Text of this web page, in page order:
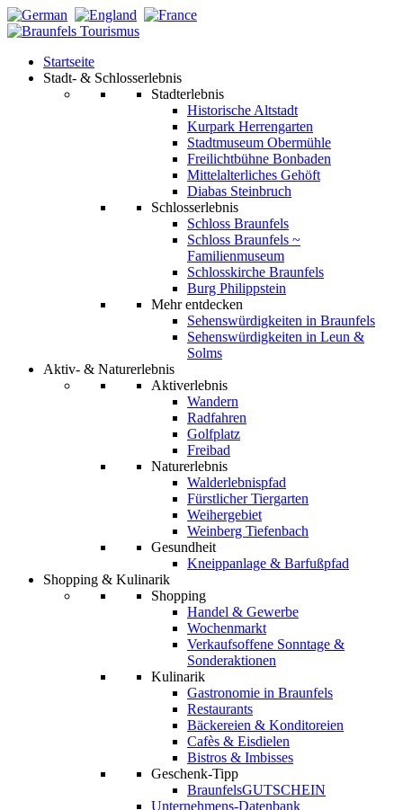
Startseite
Stadt- & Schlosserlebnis
Stadterlebnis
Historische Altstadt
Kurpark Herrengarten
Stadtmuseum Obermühle
Freilichtbühne Bonbaden
Mittelalterliches Gehöft
Diabas Steinbruch
Schlosserlebnis
Schloss Braunfels
Schloss Braunfels ~
Familienmuseum
Schlosskirche Braunfels
Burg Philippstein
Mehr entdecken
Sehenswürdigkeiten in Braunfels
Sehenswürdigkeiten in Leun &
Solms
Aktiv- & Naturerlebnis
Aktiverlebnis
Wandern
Radfahren
Golfplatz
Freibad
Naturerlebnis
Walderlebnispfad
Fürstlicher Tiergarten
Weihergebiet
Weinberg Tiefenbach
Gesundheit
Kneippanlage & Barfußpfad
Shopping & Kulinarik
Shopping
Handel & Gewerbe
Wochenmarkt
Verkaufsoffene Sonntage &
Sonderaktionen
Kulinarik
Gastronomie in Braunfels
Restaurants
Bäckereien & Konditoreien
Cafès & Eisdielen
Bistros & Imbisses
Geschenk-Tipp
BraunfelsGUTSCHEIN
Unternehmens-Datenbank